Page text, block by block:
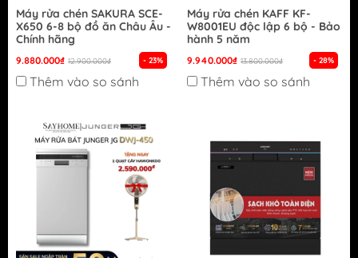
Máy rửa chén SAKURA SCE-
X650 6-8 bộ đồ ăn Châu Âu -
Chính hãng
9.880.000₫ 12.900.000₫ - 23%
Thêm vào so sánh
Máy rửa chén KAFF KF-
W8001EU độc lập 6 bộ - Bảo
hành 5 năm
9.940.000₫ 13.800.000₫ - 28%
Thêm vào so sánh